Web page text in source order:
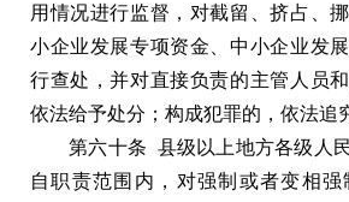
用情况进行监督，对截留、挤占、
小企业发展专项资金、中小企业发
行查处，并对直接负责的主管人员
依法给予处分；构成犯罪的，依法追
第六十条 县级以上地方各级人
自职责范围内，对强制或者变相